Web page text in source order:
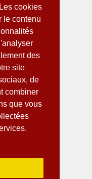
cookies
le contenu
des
site
de
combiner
que vous